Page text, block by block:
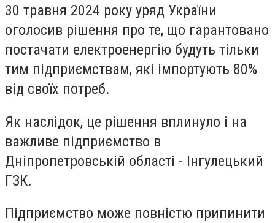
30 травня 2024 року уряд України
оголосив рішення про те, що гарантовано
постачати електроенергію будуть тільки
тим підприємствам, які імпортують 80%
від своїх потреб.
Як наслідок, це рішення вплинуло і на
важливе підприємство в
Дніпропетровській області - Інгулецький
ГЗК.
Підприємство може повністю припинити